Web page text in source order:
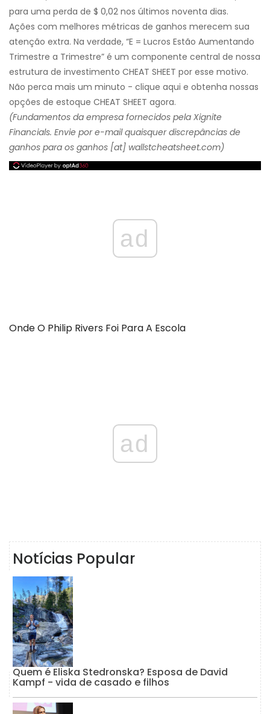
para uma perda de $ 0,02 nos últimos noventa dias.
Ações com melhores métricas de ganhos merecem sua
atenção extra. Na verdade, “E = Lucros Estão Aumentando
Trimestre a Trimestre” é um componente central de nossa
estrutura de investimento CHEAT SHEET por esse motivo.
Não perca mais um minuto - clique aqui e obtenha nossas
opções de estoque CHEAT SHEET agora.
(Fundamentos da empresa fornecidos pela Xignite
Financials. Envie por e-mail quaisquer discrepâncias de
ganhos para os ganhos [at] wallstcheatsheet.com)
ad
Onde O Philip Rivers Foi Para A Escola
ad
Notícias Popular
Quem é Eliska Stedronska? Esposa de David
Kampf - vida de casado e filhos